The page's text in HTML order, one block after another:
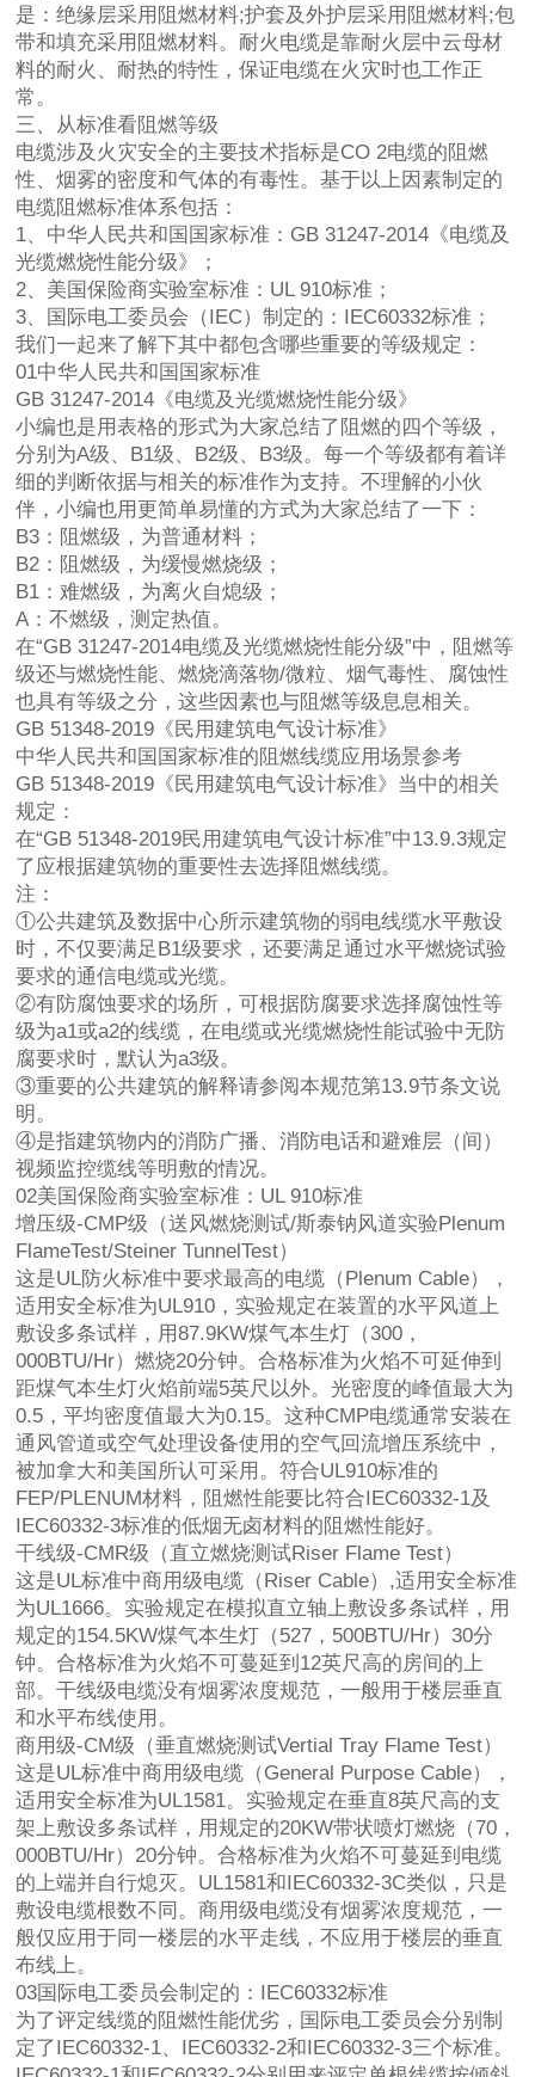
是：绝缘层采用阻燃材料;护套及外护层采用阻燃材料;包
带和填充采用阻燃材料。耐火电缆是靠耐火层中云母材
料的耐火、耐热的特性，保证电缆在火灾时也工作正
常。
三、从标准看阻燃等级
电缆涉及火灾安全的主要技术指标是CO 2电缆的阻燃
性、烟雾的密度和气体的有毒性。基于以上因素制定的
电缆阻燃标准体系包括：
1、中华人民共和国国家标准：GB 31247-2014《电缆及
光缆燃烧性能分级》；
2、美国保险商实验室标准：UL 910标准；
3、国际电工委员会（‌IEC）制定的：IEC60332标准；
我们一起来了解下其中都包含哪些重要的等级规定：
01中华人民共和国国家标准
GB 31247-2014《电缆及光缆燃烧性能分级》
小编也是用表格的形式为大家总结了阻燃的四个等级，
分别为A级、B1级、B2级、B3级。每一个等级都有着详
细的判断依据与相关的标准作为支持。不理解的小伙
伴，小编也用更简单易懂的方式为大家总结了一下：
B3：阻燃级，为普通材料；
B2：阻燃级，为缓慢燃烧级；
B1：难燃级，为离火自熄级；
A：不燃级，测定热值。
在“GB 31247-2014电缆及光缆燃烧性能分级”中，阻燃等
级还与燃烧性能、燃烧滴落物/微粒、烟气毒性、腐蚀性
也具有等级之分，这些因素也与阻燃等级息息相关。
GB 51348-2019《民用建筑电气设计标准》
中华人民共和国国家标准的阻燃线缆应用场景参考
GB 51348-2019《民用建筑电气设计标准》当中的相关
规定：
在“GB 51348-2019民用建筑电气设计标准”中13.9.3规定
了应根据建筑物的重要性去选择阻燃线缆。
注：
①公共建筑及数据中心所示建筑物的弱电线缆水平敷设
时，不仅要满足B1级要求，还要满足通过水平燃烧试验
要求的通信电缆或光缆。
②有防腐蚀要求的场所，可根据防腐要求选择腐蚀性等
级为a1或a2的线缆，在电缆或光缆燃烧性能试验中无防
腐要求时，默认为a3级。
③重要的公共建筑的解释请参阅本规范第13.9节条文说
明。
④是指建筑物内的消防广播、消防电话和避难层（间）
视频监控缆线等明敷的情况。
02美国保险商实验室标准：UL 910标准
增压级-CMP级（送风燃烧测试/斯泰钠风道实验Plenum
FlameTest/Steiner TunnelTest）
这是UL防火标准中要求最高的电缆（Plenum Cable），
适用安全标准为UL910，实验规定在装置的水平风道上
敷设多条试样，用87.9KW煤气本生灯（300，
000BTU/Hr）燃烧20分钟。合格标准为火焰不可延伸到
距煤气本生灯火焰前端5英尺以外。光密度的峰值最大为
0.5，平均密度值最大为0.15。这种CMP电缆通常安装在
通风管道或空气处理设备使用的空气回流增压系统中，
被加拿大和美国所认可采用。符合UL910标准的
FEP/PLENUM材料，阻燃性能要比符合IEC60332-1及
IEC60332-3标准的低烟无卤材料的阻燃性能好。
干线级-CMR级（直立燃烧测试Riser Flame Test）
这是UL标准中商用级电缆（Riser Cable）,适用安全标准
为UL1666。实验规定在模拟直立轴上敷设多条试样，用
规定的154.5KW煤气本生灯（527，500BTU/Hr）30分
钟。合格标准为火焰不可蔓延到12英尺高的房间的上
部。干线级电缆没有烟雾浓度规范，一般用于楼层垂直
和水平布线使用。
商用级-CM级（垂直燃烧测试Vertial Tray Flame Test）
这是UL标准中商用级电缆（General Purpose Cable），
适用安全标准为UL1581。实验规定在垂直8英尺高的支
架上敷设多条试样，用规定的20KW带状喷灯燃烧（70，
000BTU/Hr）20分钟。合格标准为火焰不可蔓延到电缆
的上端并自行熄灭。UL1581和IEC60332-3C类似，只是
敷设电缆根数不同。商用级电缆没有烟雾浓度规范，一
般仅应用于同一楼层的水平走线，不应用于楼层的垂直
布线上。
03国际电工委员会制定的：IEC60332标准
为了评定线缆的阻燃性能优劣，国际电工委员会分别制
定了IEC60332-1、IEC60332-2和IEC60332-3三个标准。